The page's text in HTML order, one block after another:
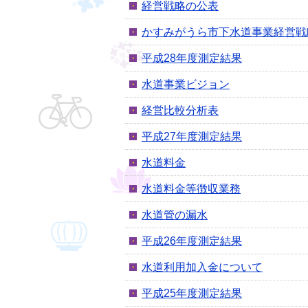
経営戦略の公表
かすみがうら市下水道事業経営
平成28年度測定結果
水道事業ビジョン
経営比較分析表
平成27年度測定結果
水道料金
水道料金等徴収業務
水道管の漏水
平成26年度測定結果
水道利用加入金について
平成25年度測定結果